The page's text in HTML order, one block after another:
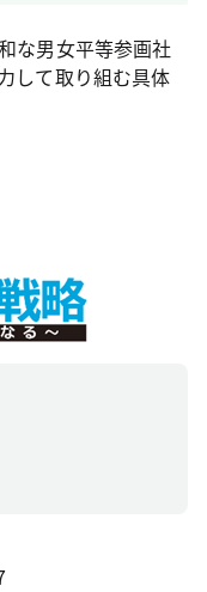
な男女平等参画社
して取り組む具体